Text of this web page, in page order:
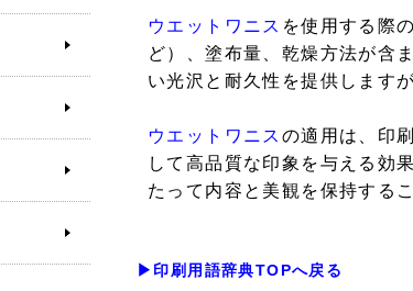
ウエットワニス を使用する際
ど）、塗布量、乾燥方法が含
い光沢と耐久性を提供します
ウエットワニス の適用は、印
して高品質な印象を与える効
たって内容と美観を保持する
▶印刷用語辞典TOPへ戻る